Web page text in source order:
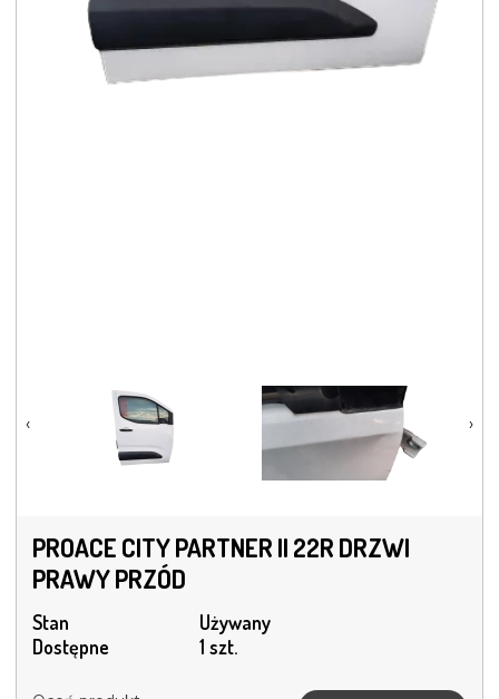
‹ ›
PROACE CITY PARTNER II 22R DRZWI
PRAWY PRZÓD
Stan
Używany
Dostępne
1 szt.